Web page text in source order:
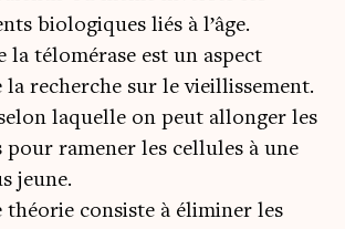
biologiques liés à l’âge.
la télomérase est un aspect
la recherche sur le vieillissement.
laquelle on peut allonger les
pour ramener les cellules à une
jeune.
théorie consiste à éliminer les